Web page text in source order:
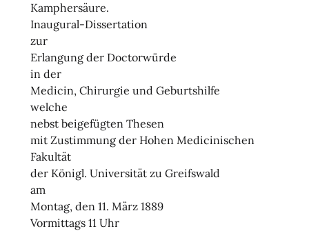
Kamphersäure.
Inaugural-Dissertation
zur
Erlangung der Doctorwürde
in der
Medicin, Chirurgie und Geburtshilfe
welche
nebst beigefügten Thesen
mit Zustimmung der Hohen Medicinischen
Fakultät
der Königl. Universität zu Greifswald
am
Montag, den 11. März 1889
Vormittags 11 Uhr